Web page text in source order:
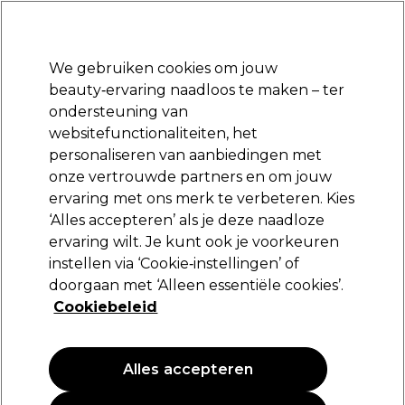
Aanmelden
Merken Deals Haar Elektra
Volgende dag geleverd*
Na verzending, maandag t/m vrijdag
Inspiratie advies/top-5-haarproblemen-oplossingen
We gebruiken cookies om jouw
beauty‑ervaring naadloos te maken – ter
ondersteuning van
websitefunctionaliteiten, het
personaliseren van aanbiedingen met
onze vertrouwde partners en om jouw
ervaring met ons merk te verbeteren. Kies
‘Alles accepteren’ als je deze naadloze
ervaring wilt. Je kunt ook je voorkeuren
instellen via ‘Cookie‑instellingen’ of
doorgaan met ‘Alleen essentiële cookies’.
Cookiebeleid
Alles accepteren